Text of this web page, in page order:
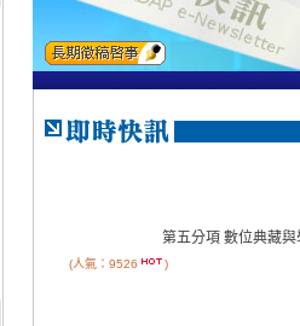
第五分項 數位典藏
(人氣：9526 )